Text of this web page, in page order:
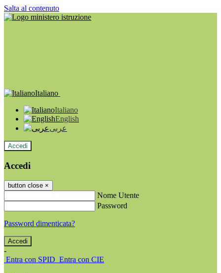
Salta al contenuto
Italiano
Italiano
English
عربى
Accedi
Accedi
button close ×
Nome Utente
Password
Password dimenticata?
-
Entra con SPID Entra con CIE